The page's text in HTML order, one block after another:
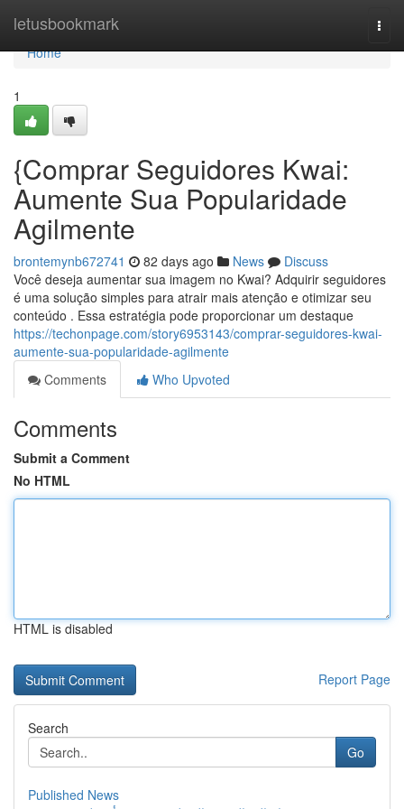
letusbookmark
Home
Home
1
{Comprar Seguidores Kwai:
Aumente Sua Popularidade
Agilmente
brontemynb672741 82 days ago News
Discuss
Você deseja aumentar sua imagem no Kwai? Adquirir seguidores
é uma solução simples para atrair mais atenção e otimizar seu
conteúdo . Essa estratégia pode proporcionar um destaque
https://techonpage.com/story6953143/comprar-seguidores-kwai-
aumente-sua-popularidade-agilmente
Comments
Who Upvoted
Comments
Submit a Comment
No HTML
HTML is disabled
Report Page
Search
Go
Published News